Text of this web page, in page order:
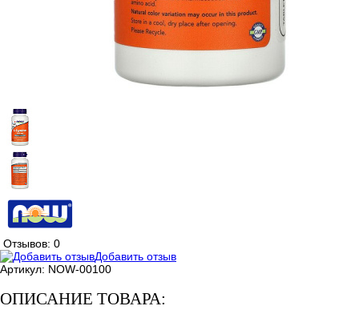
Отзывов: 0
Добавить отзыв
Артикул: NOW-00100
ОПИСАНИЕ ТОВАРА: